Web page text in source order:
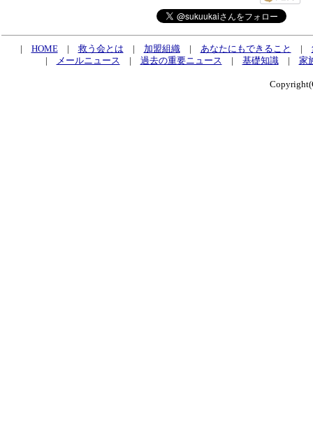
| HOME| 救う会とは | 加盟組織| あなたにもできること |
|
メールニュース | 過去の重要ニュース | 基礎知識| 家